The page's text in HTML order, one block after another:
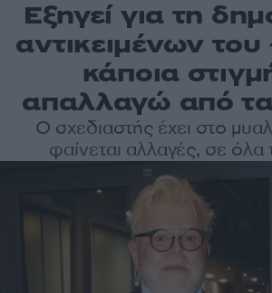
Εξηγεί για τη
αντικειμένων
κάποια
απαλλαγώ από
Ο σχεδιαστής έχει στο
φαίνεται αλλαγές, σε όλα